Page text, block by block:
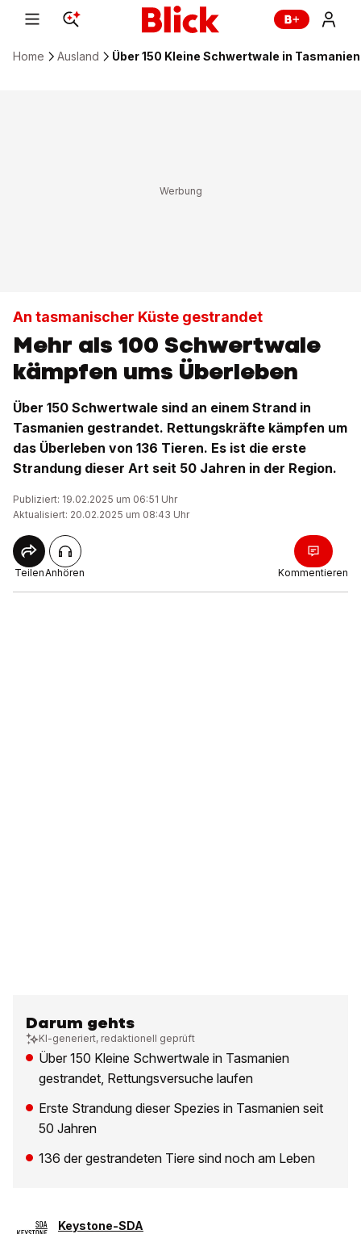
Home Ausland Über 150 Kleine Schwertwale in
An tasmanischer Küste gestrandet
Mehr als 100 Schwertwale
kämpfen ums Überleben
Über 150 Schwertwale sind an einem Strand in
Tasmanien gestrandet. Rettungskräfte kämpfen um
das Überleben von 136 Tieren. Es ist die erste
Strandung dieser Art seit 50 Jahren in der Region.
Publiziert: 19.02.2025 um 06:51 Uhr
Aktualisiert: 20.02.2025 um 08:43 Uhr
TeilenAnhören Kommentieren
Darum gehts
KI-generiert, redaktionell geprüft
Über 150 Kleine Schwertwale in Tasmanien
gestrandet, Rettungsversuche laufen
Erste Strandung dieser Spezies in Tasmanien seit
50 Jahren
136 der gestrandeten Tiere sind noch am Leben
Keystone-SDA